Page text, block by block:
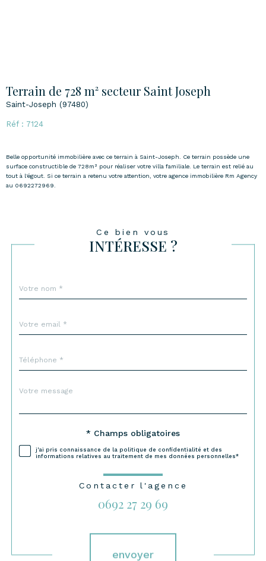
Terrain de 728 m² secteur Saint Joseph
Saint-Joseph (97480)
Réf : 7124
Belle opportunité immobilière avec ce terrain à Saint-Joseph. Ce terrain possède une
surface constructible de 728m² pour réaliser votre villa familiale. Le terrain est relié au
tout à l'égout. Si ce terrain a retenu votre attention, votre agence immobilière Rm Agency
au 0692272969.
Ce bien vous
INTÉRESSE ?
par
*
*
*
Fieldset
défaut
Message
*
* Champs obligatoires
j'ai pris connaissance de la politique de confidentialité et des
informations relatives au traitement de mes données personnelles*
Contacter l'agence
0692 27 29 69
envoyer